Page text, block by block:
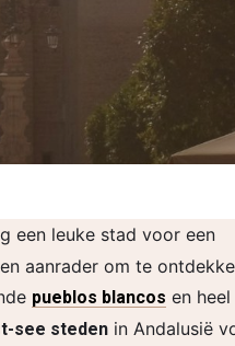
een leuke stad voor een
aanrader om te
pueblos blancos en heel
see steden in Andalusië